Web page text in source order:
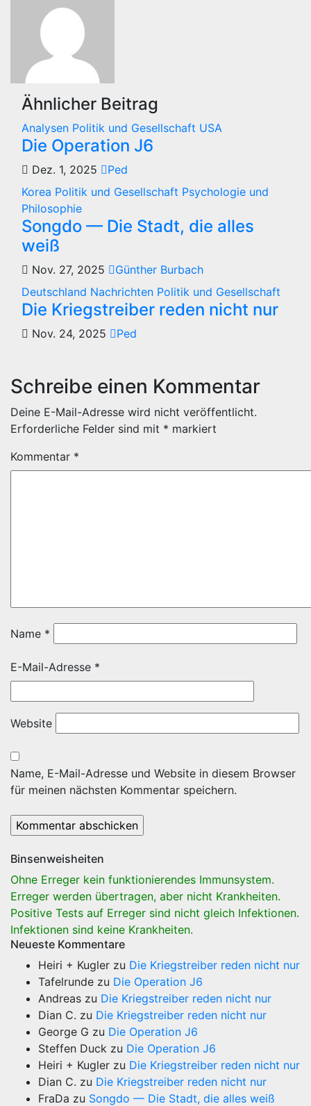
Ähnlicher Beitrag
Analysen Politik und Gesellschaft USA
Die Operation J6
Dez. 1, 2025
Ped
Korea Politik und Gesellschaft Psychologie und
Philosophie
Songdo — Die Stadt, die alles
weiß
Nov. 27, 2025
Günther Burbach
Deutschland Nachrichten Politik und Gesellschaft
Die Kriegstreiber reden nicht nur
Nov. 24, 2025 Ped
Schreibe einen Kommentar
Deine E-Mail-Adresse wird nicht veröffentlicht.
Erforderliche Felder sind mit * markiert
Kommentar *
Name *
E-Mail-Adresse *
Website
Name, E-Mail-Adresse und Website in diesem Browser
für meinen nächsten Kommentar speichern.
Binsenweisheiten
Ohne Erreger kein funktionierendes Immunsystem.
Erreger werden übertragen, aber nicht Krankheiten.
Positive Tests auf Erreger sind nicht gleich Infektionen.
Infektionen sind keine Krankheiten.
Neueste Kommentare
Heiri + Kugler zu Die Kriegstreiber reden nicht nur
Tafelrunde zu Die Operation J6
Andreas zu Die Kriegstreiber reden nicht nur
Dian C. zu Die Kriegstreiber reden nicht nur
George G zu Die Operation J6
Steffen Duck zu Die Operation J6
Heiri + Kugler zu Die Kriegstreiber reden nicht nur
Dian C. zu Die Kriegstreiber reden nicht nur
FraDa zu Songdo — Die Stadt, die alles weiß